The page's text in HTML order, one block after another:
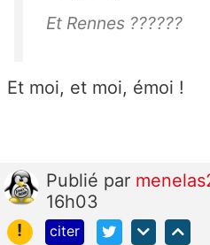
Et Rennes ??????
Et moi, et moi, émoi !
Publié par
16h03
!
citer